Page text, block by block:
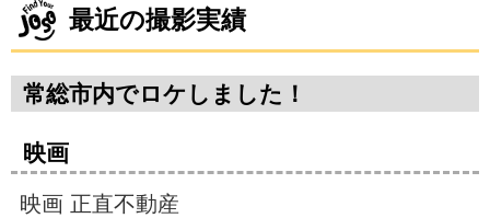
最近の撮影実績
常総市内でロケしました！
映画
映画 正直不動産